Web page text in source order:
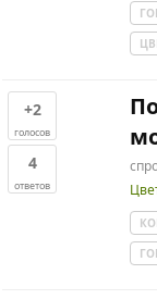
+2
голосов
4
ответов